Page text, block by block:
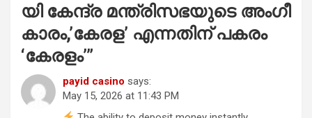
യി കേ​ന്ദ്ര മ​ന്ത്രി​സ​ഭ​യു​ടെ അം​ഗീ​
കാ​രം,’കേ​ര​ള’ എ​ന്ന​തി​ന് പ​ക​രം
‘കേ​ര​ളം’”
payid casino says:
May 15, 2026 at 11:43 PM